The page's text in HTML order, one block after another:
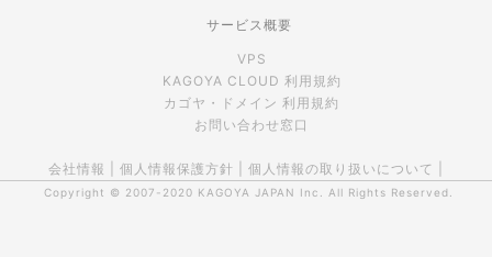
サービス概要
VPS
KAGOYA CLOUD 利用規約
カゴヤ・ドメイン 利用規約
お問い合わせ窓口
会社情報 個人情報保護方針 個人情報の取り扱いについて
Copyright © 2007-2020 KAGOYA JAPAN Inc. All Rights Reserved.